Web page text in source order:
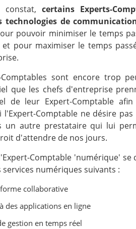
constat, certains Experts-
technologies de
pouvoir minimiser le temps
pour maximiser le temps
Comptables sont encore trop
que les chefs d'entreprise
de leur Expert-Comptable
l'Expert-Comptable ne désire
un autre prestataire qui lui
d'attendre de nos jours.
Comptable 'numérique' se
numériques suivants :
collaborative
des applications en ligne
gestion en temps réel